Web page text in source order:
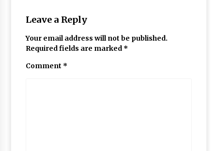
Leave a Reply
Your email address will not be published.
Required fields are marked *
Comment *